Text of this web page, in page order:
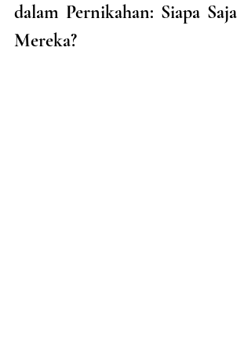
dalam Pernikahan: Siapa Saja
Mereka?